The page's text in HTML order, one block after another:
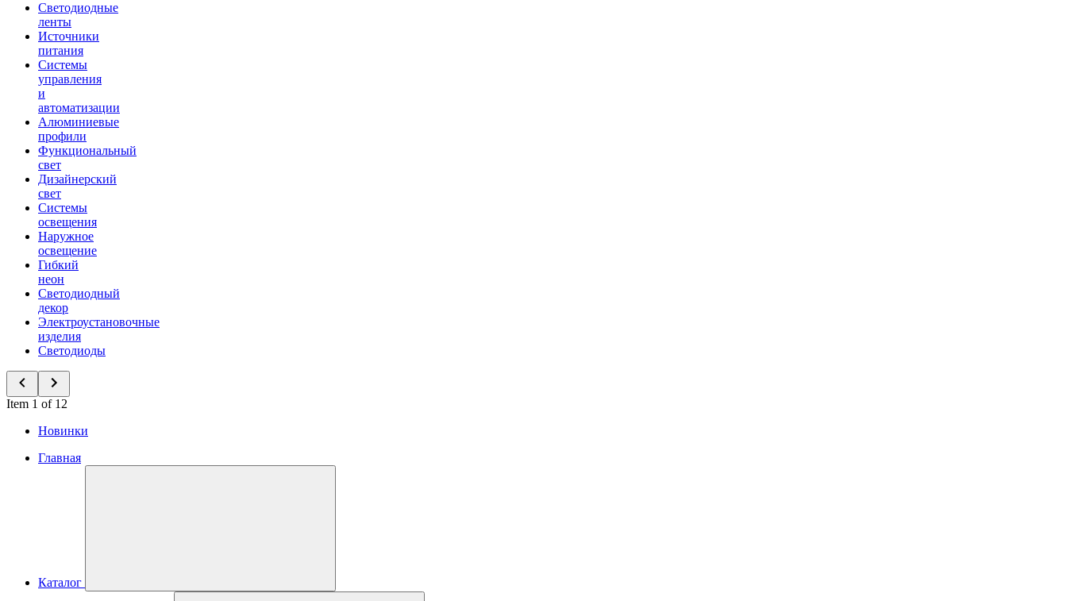
Светодиодные
ленты
Источники
питания
Системы
управления
и
автоматизации
Алюминиевые
профили
Функциональный
свет
Дизайнерский
свет
Системы
освещения
Наружное
освещение
Гибкий
неон
Светодиодный
декор
Электроустановочные
изделия
Светодиоды
Item 1 of 12
Новинки
Главная
Каталог